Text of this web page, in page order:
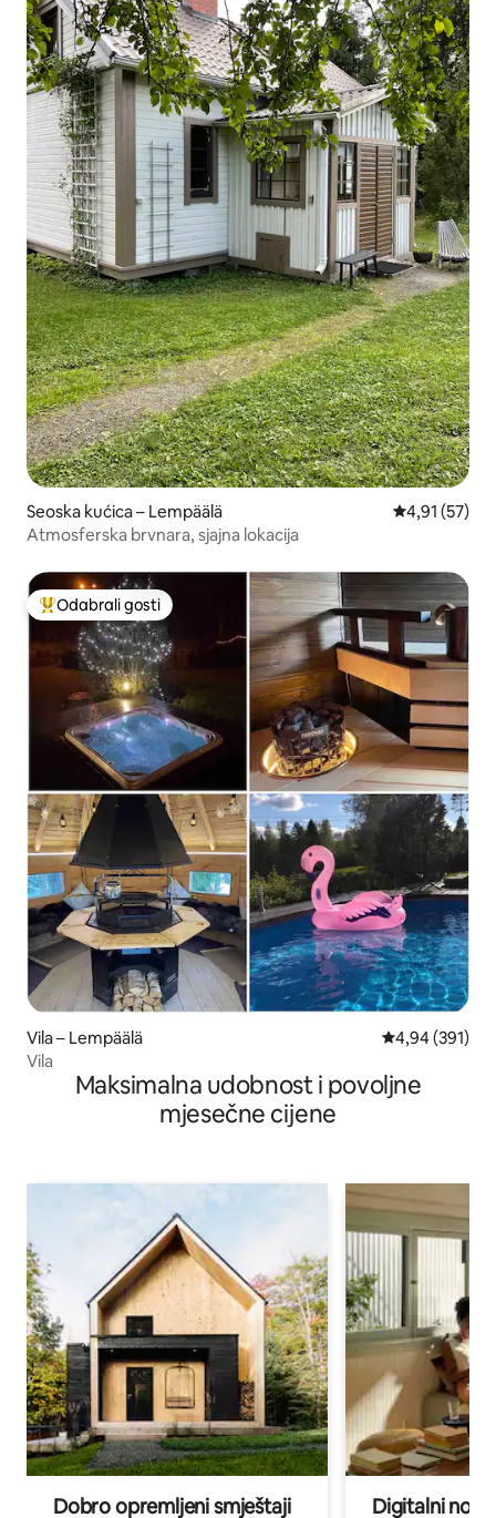
Seoska kućica – Lempäälä Prosječna
4,91 (57)
Atmosferska brvnara, sjajna lokacija
Među najviše rangiranima s oznakom „Odabrali gosti”
Odabrali gosti
Vila – Lempäälä Prosječna
4,94 (391)
Vila
Maksimalna udobnost i povoljne
mjesečne cijene
Dobro opremljeni smještaji Digitalni